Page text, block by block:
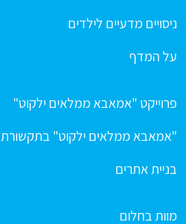
ניסויים מדעיים לילדים
על המדף
פרוייקט "אמאבא ממלאים ילקוט"
"אמאבא ממלאים ילקוט" בתקשורת
בניית אתרים
מוות בחלום